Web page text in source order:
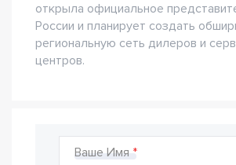
открыла официальное
России и планирует создать
региональную сеть дилеров и
центров.
Ваше Имя